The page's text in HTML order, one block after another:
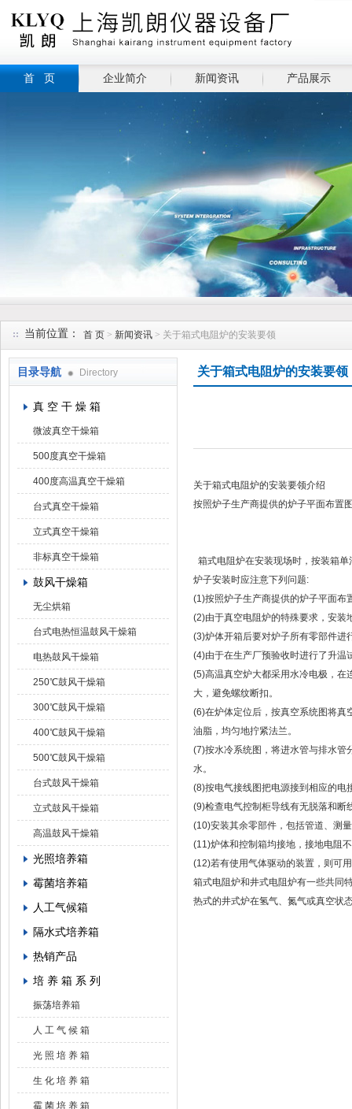
首 页 企业简介 新闻资讯 产品展示
当前位置： 首 页 > 新闻资讯 > 关于箱式电阻炉的安装要领
目录导航 Directory
真 空 干 燥 箱
微波真空干燥箱
500度真空干燥箱
400度高温真空干燥箱
台式真空干燥箱
立式真空干燥箱
非标真空干燥箱
鼓风干燥箱
无尘烘箱
台式电热恒温鼓风干燥箱
电热鼓风干燥箱
250℃鼓风干燥箱
300℃鼓风干燥箱
400℃鼓风干燥箱
500℃鼓风干燥箱
台式鼓风干燥箱
立式鼓风干燥箱
高温鼓风干燥箱
光照培养箱
霉菌培养箱
人工气候箱
隔水式培养箱
热销产品
培 养 箱 系 列
振荡培养箱
人 工 气 候 箱
光 照 培 养 箱
生 化 培 养 箱
霉 菌 培 养 箱
关于箱式电阻炉的安装要领
关于箱式电阻炉的安装要领介绍
按照炉子生产商提供的炉子平面布置
箱式电阻炉在安装现场时，按装箱
炉子安装时应注意下列问题:
(1)按照炉子生产商提供的炉子平面布
(2)由于真空电阻炉的特殊要求，安装
(3)炉体开箱后要对炉子所有零部件进
(4)由于在生产厂预验收时进行了升温
(5)高温真空炉大都采用水冷电极，在
大，避免螺纹断扣。
(6)在炉体定位后，按真空系统图将真
油脂，均匀地拧紧法兰。
(7)按水冷系统图，将进水管与排水
水。
(8)按电气接线图把电源接到相应的电
(9)检查电气控制柜导线有无脱落和断
(10)安装其余零部件，包括管道、测
(11)炉体和控制箱均接地，接地电阻
(12)若有使用气体驱动的装置，则可
箱式电阻炉和井式电阻炉有一些共同
热式的井式炉在氢气、氮气或真空状